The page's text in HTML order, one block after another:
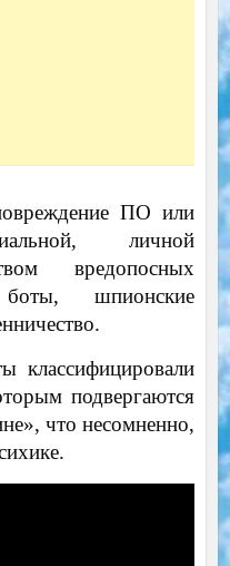
ПО или
личной
вредопосных
шпионские
классифицировали
подвергаются
что несомненно,